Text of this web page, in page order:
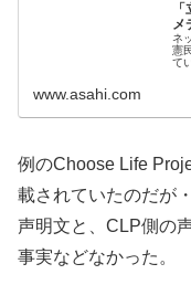
メ
ネ
憲
て
www.asahi.com
例のChoose Life
載されていたのだが
声明文と、CLP側の
事実などなかった。